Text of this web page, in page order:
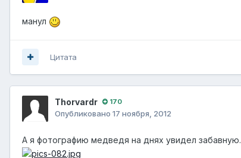
манул
Цитата
Thorvardr 170
Опубликовано 17 ноября, 2012
А я фотографию медведя на днях увидел забавную.